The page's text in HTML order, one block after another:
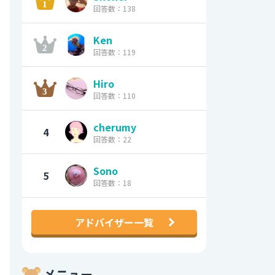
回答数：138
Ken
回答数：119
Hiro
回答数：110
4 cherumy
回答数：22
5 Sono
回答数：18
アドバイザー一覧